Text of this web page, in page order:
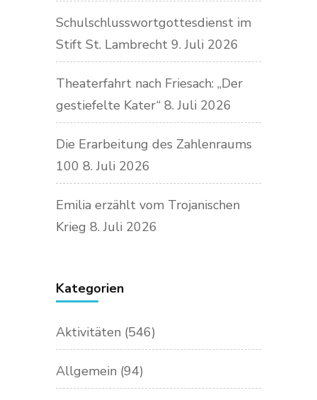
Schulschlusswortgottesdienst im
Stift St. Lambrecht 9. Juli 2026
Theaterfahrt nach Friesach: „Der
gestiefelte Kater“ 8. Juli 2026
Die Erarbeitung des Zahlenraums
100 8. Juli 2026
Emilia erzählt vom Trojanischen
Krieg 8. Juli 2026
Kategorien
Aktivitäten (546)
Allgemein (94)